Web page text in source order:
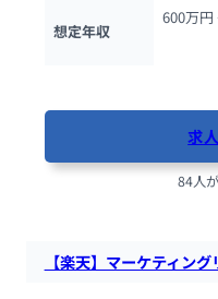
想定年収
600万円
求
84人
【楽天】マーケティン